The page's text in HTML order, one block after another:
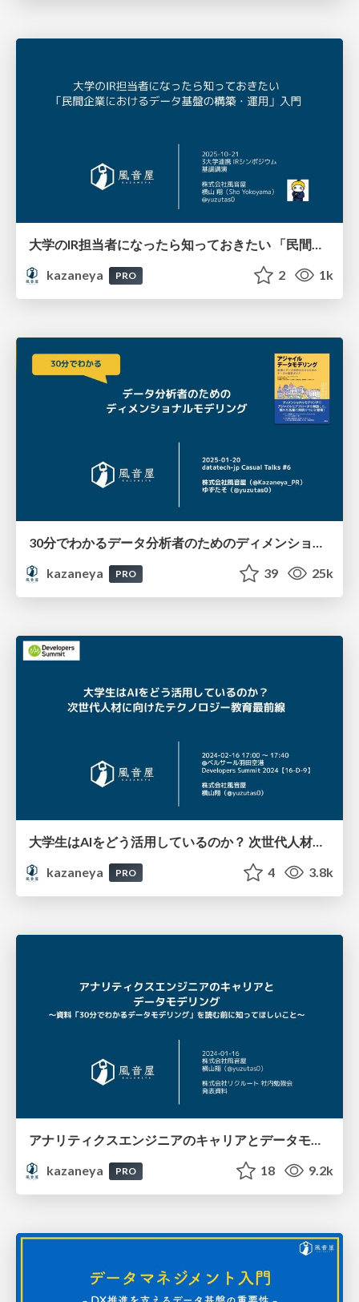
大学のIR担当者になったら知っておきたい 「民間企業におけるデータ基盤の構築・運用」入門 / 20251021
kazaneya
PRO 2 1k
30分でわかるデータ分析者のためのディメンショナルモデリング #datatechjp / 20250120
kazaneya
PRO 39 25k
大学生はAIをどう活用しているのか？ 次世代人材に向けたテクノロジー教育最前線 #devsumi / 20240216
kazaneya
PRO 4 3.8k
アナリティクスエンジニアのキャリアとデータモデリング 〜資料「30分でわかるデータモデリング」を読む前に知ってほしいこと〜 / 20240116
kazaneya
PRO 18 9.2k